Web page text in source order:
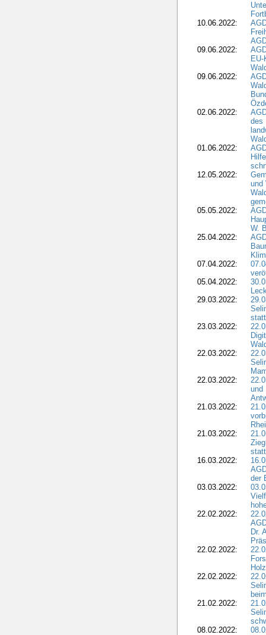
10.06.2022:
09.06.2022:
09.06.2022:
02.06.2022:
des
01.06.2022:
12.05.2022:
und
05.05.2022:
W.
25.04.2022:
07.04.2022:
05.04.2022:
29.03.2022:
23.03.2022:
22.03.2022:
22.03.2022:
und
21.03.2022:
21.03.2022:
16.03.2022:
der
03.03.2022:
22.02.2022:
Dr.
22.02.2022:
22.02.2022:
21.02.2022:
08.02.2022: